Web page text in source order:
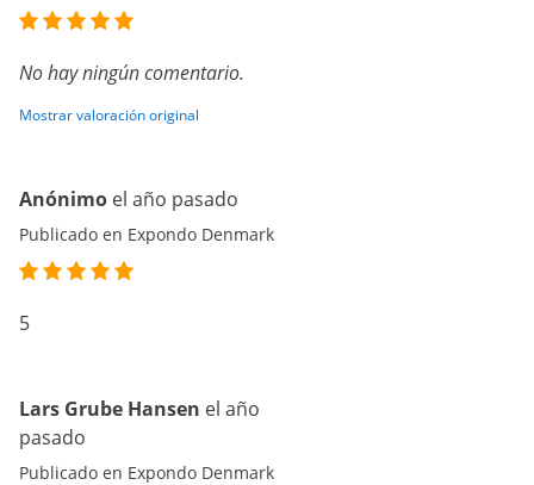
No hay ningún comentario.
Mostrar valoración original
Anónimo el año pasado
Publicado en Expondo Denmark
5
Lars Grube Hansen el año
pasado
Publicado en Expondo Denmark